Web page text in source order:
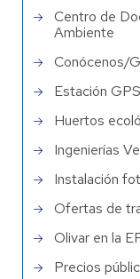
Centro de
Ambiente
Conócenos/
Estación GPS
Huertos
Ingenierías
Instalación
Ofertas de
Olivar en la
Precios